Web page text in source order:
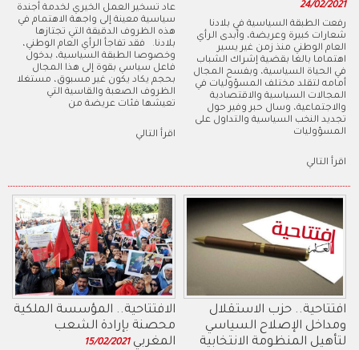
عاد تسخير العمل الخيري لخدمة أجندة
سياسية معينة إلى واجهة الاهتمام في
هذه الظروف الدقيقة التي تجتازها
بلادنا. فقد تفاجأ الرأي العام الوطني،
وخصوصا الطبقة السياسية، بدخول
فاعل سياسي بقوة إلى هذا المجال
بحجم يكاد يكون غير مسبوق، مستغلا
الظروف الصعبة والقاسية التي
تعيشها فئات عريضة من
اقرأ التالي
24/02/2021
رفعت الطبقة السياسية في بلادنا
شعارات كبيرة وعريضة، وأبدى الرأي
العام الوطني منذ زمن غير يسير
اهتماما بالغا بقضية إشراك الشباب
في الحياة السياسية، وبفسح المجال
أمامه لتقلد مختلف المسؤوليات في
المجالات السياسية والاقتصادية
والاجتماعية، وسال حبر وفير حول
تجديد النخب السياسية والتداول على
المسؤوليات
اقرأ التالي
الافتتاحية.. المؤسسة الملكية
محصنة بإرادة الشعب
المغربي 15/02/2021
افتتاحية.. حزب الاستقلال
ومداخل الإصلاح السياسي
لتأهيل المنظومة الانتخابية